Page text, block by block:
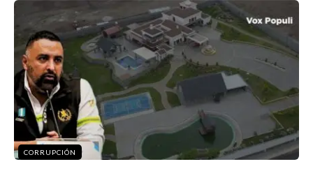
CORRUPCIÓN